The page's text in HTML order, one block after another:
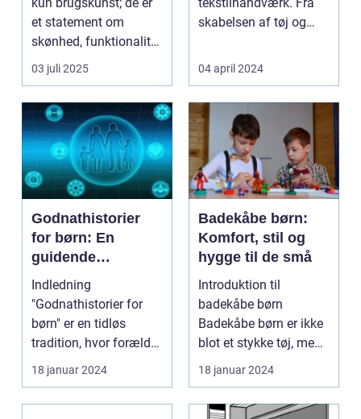
et statement om
skønhed, funktionalitet
og perso...
03 juli 2025
skabelsen af tøj og
04 april 2024
Godnathistorier
for børn: En
guidende
fortælling til
forældre og
interesserede
Indledning
"Godnathistorier for
børn" er en tidløs
tradition, hvor forældre
og bedsteforældre
skabe...
18 januar 2024
Badekåbe børn:
Komfort, stil og
hygge til de små
Introduktion til
badekåbe børn
Badekåbe børn er ikke
blot et stykke tøj, men
en genstand der
symbol...
18 januar 2024